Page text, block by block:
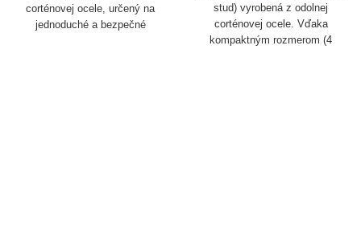
corténovej ocele, určený na
jednoduché a bezpečné
stud) vyrobená z odolnej
corténovej ocele. Vďaka
kompaktným rozmerom (4